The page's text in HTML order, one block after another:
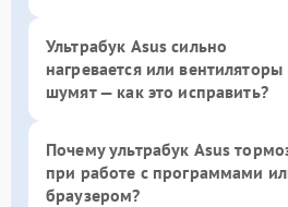
Ультрабук Asus сильно
нагревается или вентиляторы
шумят — как это исправить?
Почему ультрабук Asus
при работе с программами
браузером?